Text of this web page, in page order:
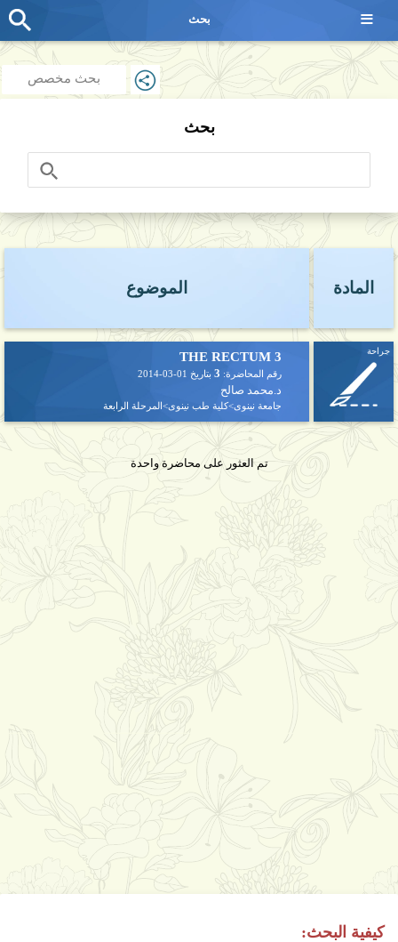
بحث مخصص
بحث
المادة الموضوع
جراحة 3 THE RECTUM
رقم المحاضرة: 3بتاريخ 2014-03-01
د.محمد صالح
جامعة نينوى>كلية طب نينوى>المرحلة الرابعة
تم العثور على محاضرة واحدة
كيفية البحث:
≡ بحث